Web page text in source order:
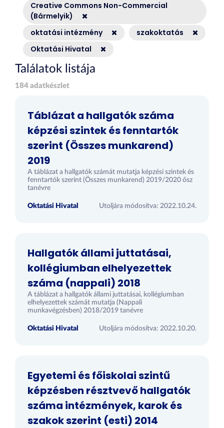
Creative Commons Non-Commercial
(Bármelyik)
oktatási intézmény
szakoktatás
Oktatási Hivatal
Találatok listája
184 adatkészlet
Táblázat a hallgatók száma
képzési szintek és fenntartók
szerint (Összes munkarend)
2019
A táblázat a hallgatók számát mutatja képzési szintek és
fenntartók szerint (Összes munkarend) 2019/2020 ősz
tanévre
Oktatási Hivatal Utoljára módosítva: 2022.10.24.
Hallgatók állami juttatásai,
kollégiumban elhelyezettek
száma (nappali) 2018
A táblázat a hallgatók állami juttatásai, kollégiumban
elhelyezettek számát mutatja (Nappali
munkavégzésben) 2018/2019 tanévre
Oktatási Hivatal Utoljára módosítva: 2022.10.20.
Egyetemi és főiskolai szintű
képzésben résztvevő hallgatók
száma intézmények, karok és
szakok szerint (esti) 2014